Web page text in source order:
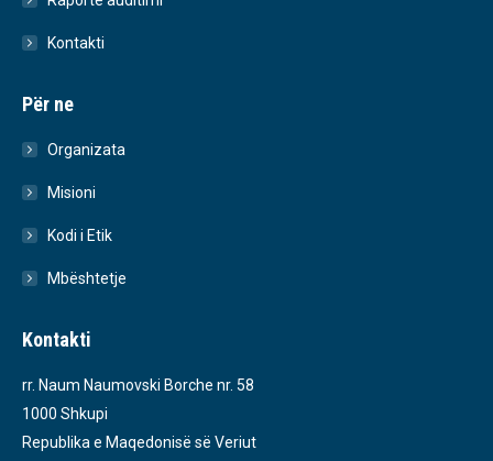
Kontakti
Për ne
Organizata
Misioni
Kodi i Etik
Mbështetje
Kontakti
rr. Naum Naumovski Borche nr. 58
1000 Shkupi
Republika e Maqedonisë së Veriut